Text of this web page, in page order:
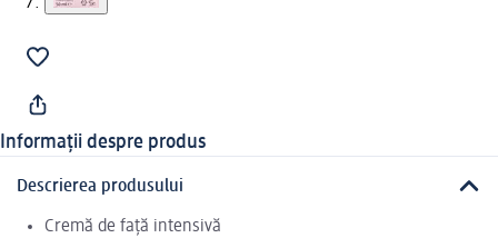
Informații despre produs
Descrierea produsului
Cremă de față intensivă